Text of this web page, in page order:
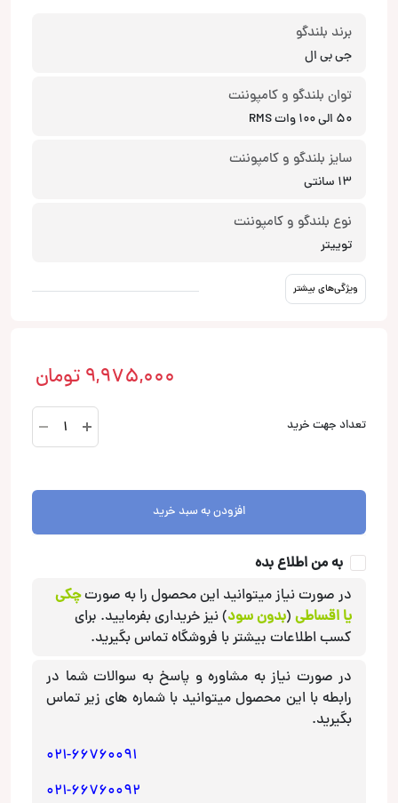
برند بلندگو
جی‌ بی‌ ال
توان بلندگو و کامپوننت
50 الی 100 وات RMS
سایز بلندگو و کامپوننت
13 سانتی
نوع بلندگو و کامپوننت
توییتر
ویژگی‌های بیشتر
9,975,000 تومان
تعداد جهت خرید
D200
HL11-
JBL
عدد
افزودن به سبد خرید
به من اطلاع بده
در صورت نیاز میتوانید این محصول را به صورتچکی
یا اقساطی (بدون سود) نیز خریداری بفرمایید. برای
کسب اطلاعات بیشتر با فروشگاه تماس بگیرید.
در صورت نیاز به مشاوره و پاسخ به سوالات شما در
رابطه با این محصول میتوانید با شماره های زیر تماس
بگیرید.
021-66760091
021-66760092